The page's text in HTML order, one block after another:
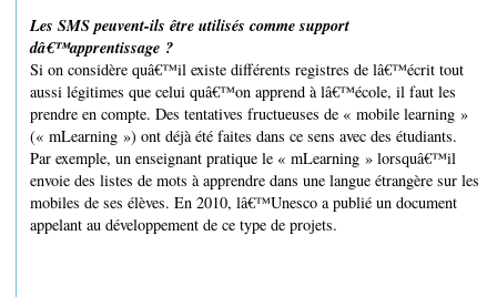
Les SMS peuvent-ils être utilisés comme support
dâ€™apprentissage ?
Si on considère quâ€™il existe différents registres de lâ€™écrit tout
aussi légitimes que celui quâ€™on apprend à lâ€™école, il faut les
prendre en compte. Des tentatives fructueuses de « mobile learning »
(« mLearning ») ont déjà été faites dans ce sens avec des étudiants.
Par exemple, un enseignant pratique le « mLearning » lorsquâ€™il
envoie des listes de mots à apprendre dans une langue étrangère sur les
mobiles de ses élèves. En 2010, lâ€™Unesco a publié un document
appelant au développement de ce type de projets.